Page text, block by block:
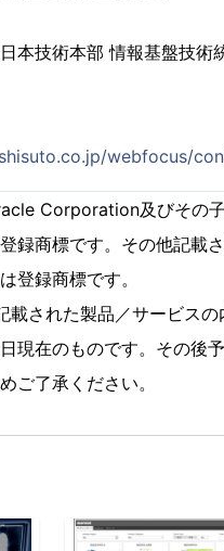
本技術本部 情報基盤技術
webfocus/
Corporation及びその
録商標です。その他記載
登録商標です。
載された製品／サービス
現在のものです。その後
ご了承ください。